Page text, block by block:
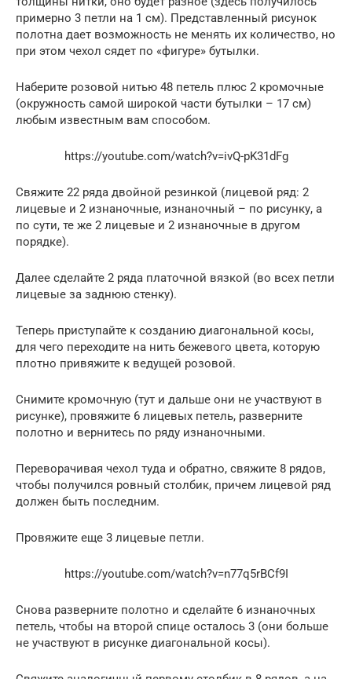
примерно 3 петли на 1 см). Представленный рисунок
полотна дает возможность не менять их количество, но
при этом чехол сядет по «фигуре» бутылки.
Наберите розовой нитью 48 петель плюс 2 кромочные
(окружность самой широкой части бутылки – 17 см)
любым известным вам способом.
https://youtube.com/watch?v=ivQ-pK31dFg
Свяжите 22 ряда двойной резинкой (лицевой ряд: 2
лицевые и 2 изнаночные, изнаночный – по рисунку, а
по сути, те же 2 лицевые и 2 изнаночные в другом
порядке).
Далее сделайте 2 ряда платочной вязкой (во всех петли
лицевые за заднюю стенку).
Теперь приступайте к созданию диагональной косы,
для чего переходите на нить бежевого цвета, которую
плотно привяжите к ведущей розовой.
Снимите кромочную (тут и дальше они не участвуют в
рисунке), провяжите 6 лицевых петель, разверните
полотно и вернитесь по ряду изнаночными.
Переворачивая чехол туда и обратно, свяжите 8 рядов,
чтобы получился ровный столбик, причем лицевой ряд
должен быть последним.
Провяжите еще 3 лицевые петли.
https://youtube.com/watch?v=n77q5rBCf9I
Снова разверните полотно и сделайте 6 изнаночных
петель, чтобы на второй спице осталось 3 (они больше
не участвуют в рисунке диагональной косы).